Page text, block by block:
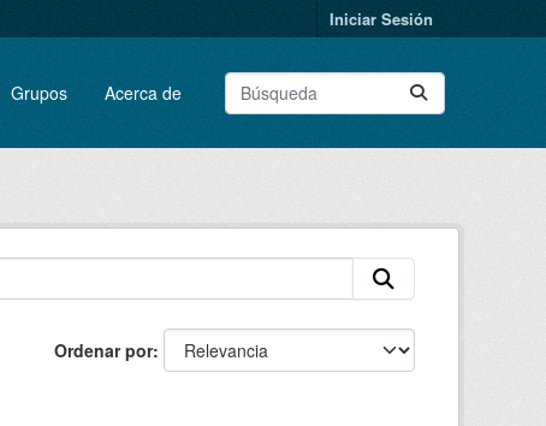
Iniciar Sesión
Grupos Acerca de
Ordenar por